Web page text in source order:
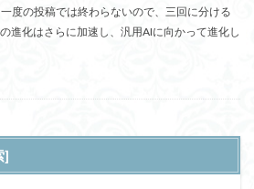
度の投稿では終わらないので、三回に分ける
進化はさらに加速し、汎用AIに向かって進化し
]